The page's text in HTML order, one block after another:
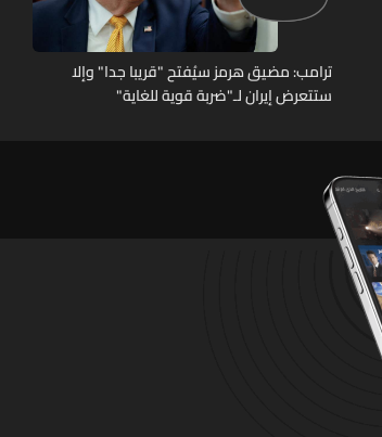
ترامب: مضيق هرمز سيُفتح "قريبا جدا" وإلا
ستتعرض إيران لـ"ضربة قوية للغاية"